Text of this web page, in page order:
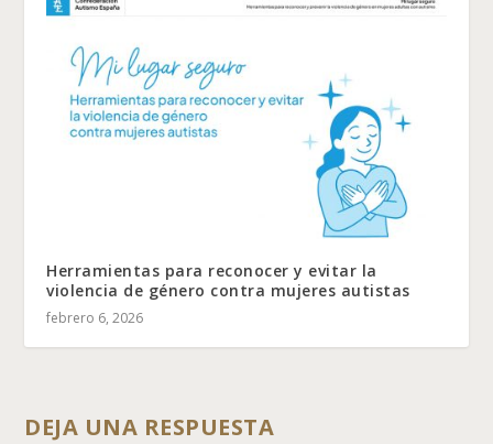
Herramientas para reconocer y evitar la
violencia de género contra mujeres autistas
febrero 6, 2026
DEJA UNA RESPUESTA